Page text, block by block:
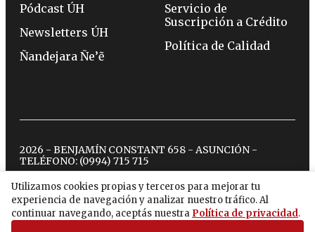
Utilizamos cookies propias y terceros para mejorar tu
experiencia de navegación y analizar nuestro tráfico. Al
continuar navegando, aceptás nuestra Política de privacidad.
Pódcast ÚH
Newsletters ÚH
Ñandejara Ñe’ẽ
Servicio de
Suscripción a Crédito
Política de Calidad
2026 - BENJAMÍN CONSTANT 658 - ASUNCIÓN -
TELÉFONO: (0994) 715 715
twitterinstagram
facebook
tiktokyoutubespotify